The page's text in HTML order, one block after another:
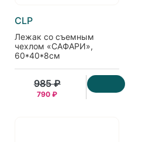
CLP
Лежак со съемным
чехлом «САФАРИ»,
60*40*8см
985 ₽
790 ₽